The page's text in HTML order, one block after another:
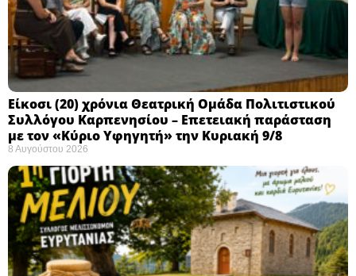
Eίκοσι (20) χρόνια Θεατρική Ομάδα Πολιτιστικού
Συλλόγου Καρπενησίου – Επετειακή παράσταση
με τον «Κύριο Υφηγητή» την Κυριακή 9/8
8 Αυγούστου 2026